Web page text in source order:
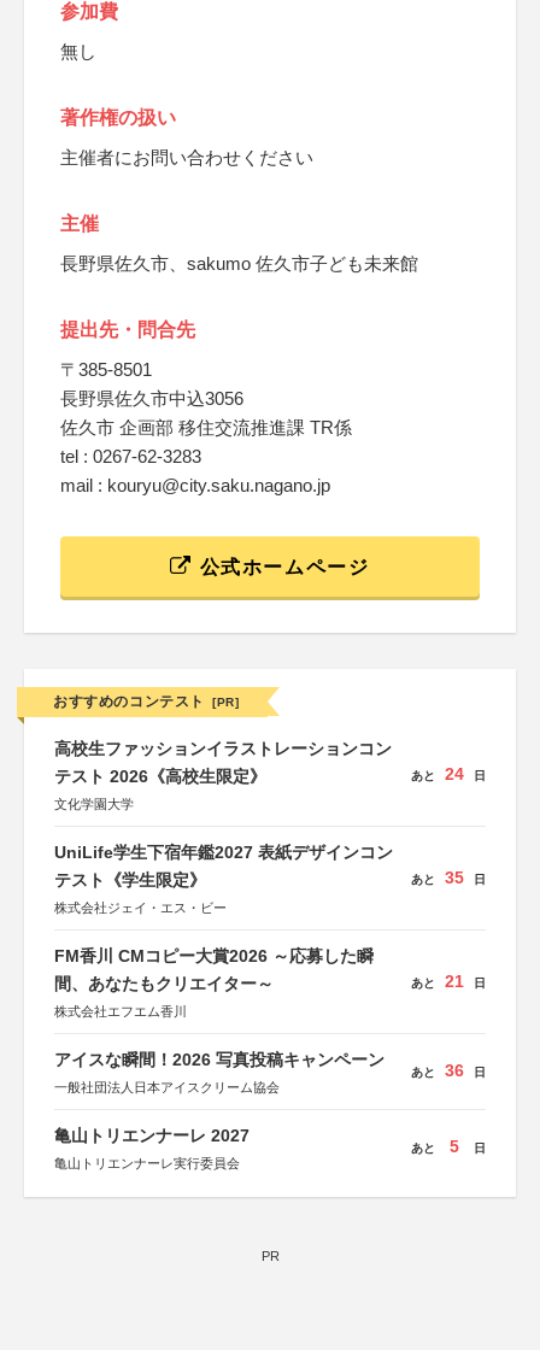
参加費
無し
著作権の扱い
主催者にお問い合わせください
主催
長野県佐久市、sakumo 佐久市子ども未来館
提出先・問合先
〒385-8501
長野県佐久市中込3056
佐久市 企画部 移住交流推進課 TR係
tel : 0267-62-3283
mail : kouryu@city.saku.nagano.jp
公式ホームページ
おすすめのコンテスト [PR]
高校生ファッションイラストレーションコン
テスト 2026《高校生限定》
文化学園大学
あと 24 日
UniLife学生下宿年鑑2027 表紙デザインコン
テスト《学生限定》
株式会社ジェイ・エス・ビー
あと 35 日
FM香川 CMコピー大賞2026 ～応募した瞬
間、あなたもクリエイター～
株式会社エフエム香川
あと 21 日
アイスな瞬間！2026 写真投稿キャンペーン
一般社団法人日本アイスクリーム協会
あと 36 日
亀山トリエンナーレ 2027
亀山トリエンナーレ実行委員会
あと 5 日
PR